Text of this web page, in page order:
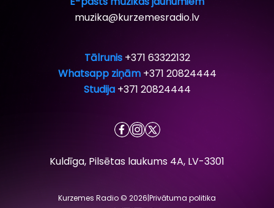
muzika@kurzemesradio.lv
Tālrunis +371 63322132
Whatsapp ziņām +371 20824444
Studija +371 20824444
Kuldīga, Pilsētas laukums 4A, LV-3301
Kurzemes Radio © 2026|Privātuma politika